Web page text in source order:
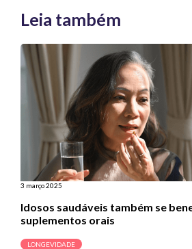
Leia também
3 março 2025
Idosos saudáveis também se
suplementos orais
LONGEVIDADE